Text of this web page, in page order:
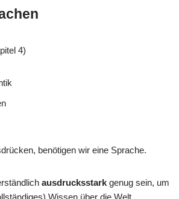
4)
benötigen wir eine Sprache.
ausdrucksstark genug sein, um